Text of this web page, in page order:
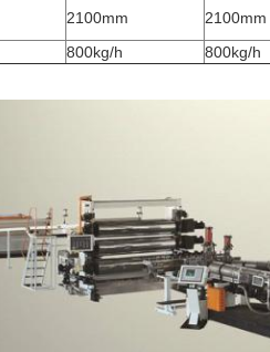
2100mm
2100mm
800kg/h 800kg/h